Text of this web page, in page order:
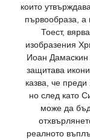
които
първообраза, а
Тоест,
изобразения
Иоан Дамаскин
защитава
казва, че
но след като
може да
реалното